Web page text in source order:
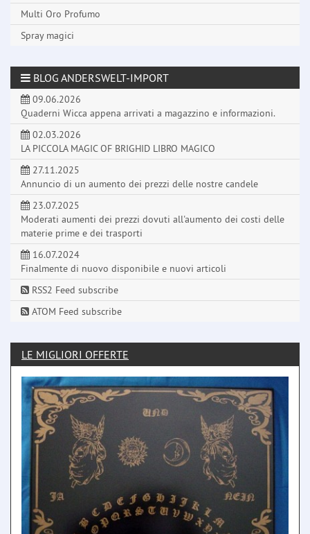
Multi Oro Profumo
Spray magici
BLOG ANDERSWELT-IMPORT
09.06.2026
Quaderni Wicca appena arrivati a magazzino e informazioni.
02.03.2026
LA PICCOLA MAGIC OF BRIGHID LIBRO MAGICO
27.11.2025
Annuncio di un aumento dei prezzi delle nostre candele
23.07.2025
Moderati aumenti dei prezzi dovuti all'aumento dei costi delle
materie prime e dei trasporti
16.07.2024
Finalmente di nuovo disponibile e nuovi articoli
RSS2 Feed subscribe
ATOM Feed subscribe
LE MIGLIORI OFFERTE